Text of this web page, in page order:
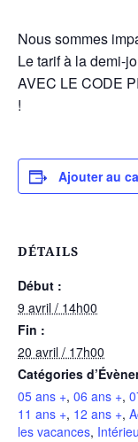
Nous sommes
Le tarif à la demi-
AVEC LE CODE
!
Ajouter au
DÉTAILS
Début :
9 avril / 14h00
Fin :
20 avril / 17h00
Catégories
05 ans +, 06 ans +,
11 ans +, 12 ans +,
les vacances,